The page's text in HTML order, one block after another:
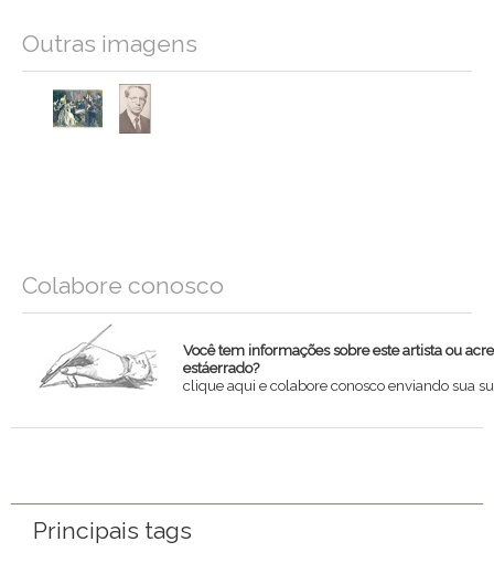
Outras imagens
Colabore conosco
Você tem informações sobre este artista ou
estáerrado?
clique aqui e colabore conosco enviando sua
Principais tags